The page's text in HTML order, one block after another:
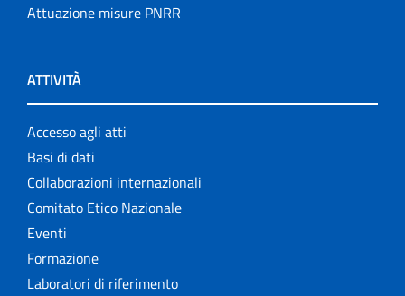
Attuazione misure PNRR
ATTIVITÀ
Accesso agli atti
Basi di dati
Collaborazioni internazionali
Comitato Etico Nazionale
Eventi
Formazione
Laboratori di riferimento